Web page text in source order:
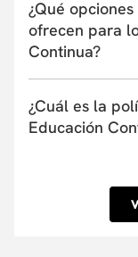
un Recibo de
¿Qué
ofrecen para
Continua?
entidades
uno a seis
inmediata.
tenemos
¿Cuál es la
Educación